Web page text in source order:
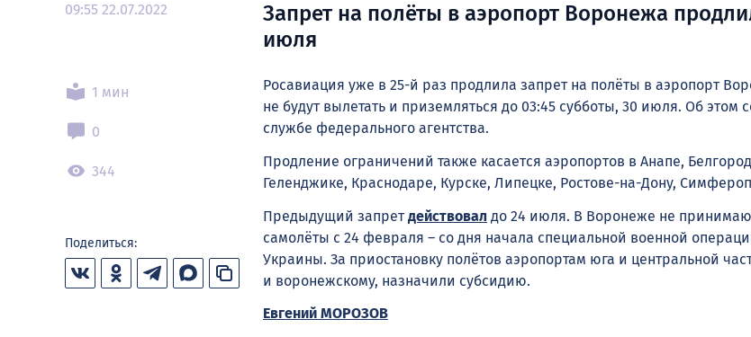
09:55 22.07.2022
1 мин
0
344
Поделиться:
Запрет на полёты в аэропорт Воронежа
июля
Росавиация уже в 25-й раз продлила запрет на полёты в аэропорт
не будут вылетать и приземляться до 03:45 субботы, 30 июля. Об этом
службе федерального агентства.
Продление ограничений также касается аэропортов в Анапе,
Геленджике, Краснодаре, Курске, Липецке, Ростове-на-Дону,
Предыдущий запретдействовал до 24 июля. В Воронеже не
самолёты с 24 февраля – со дня начала специальной военной
Украины. За приостановку полётов аэропортам юга и центральной
и воронежскому, назначили субсидию.
Евгений МОРОЗОВ